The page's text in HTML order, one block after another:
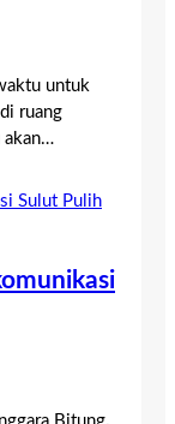
untuk
ruang
akan…